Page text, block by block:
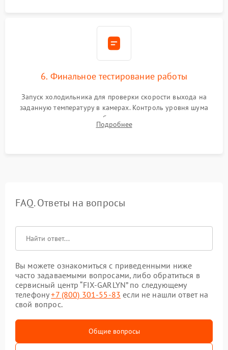
6. Финальное тестирование работы
Запуск холодильника для проверки скорости выхода на
заданную температуру в камерах. Контроль уровня шума
компрессора, отсутствия обмерзания стенок и корректного
срабатывания системы автоматической оттайки.
Подробнее
FAQ. Ответы на вопросы
Вы можете ознакомиться с приведенными ниже
часто задаваемыми вопросами, либо обратиться в
сервисный центр “FIX-GARLYN” по следующему
телефону+7 (800) 301-55-83 если не нашли ответ на
свой вопрос.
Общие вопросы